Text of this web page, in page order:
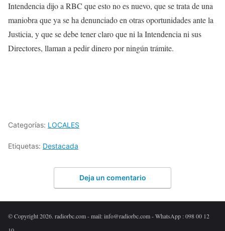
Intendencia dijo a RBC que esto no es nuevo, que se trata de una
maniobra que ya se ha denunciado en otras oportunidades ante la
Justicia, y que se debe tener claro que ni la Intendencia ni sus
Directores, llaman a pedir dinero por ningún trámite.
Categorías: LOCALES
Etiquetas: Destacada
Deja un comentario
© Copyright 2026. radiorbc.com - mail: info@radiorbc.com - WhatsApp : 098 00 12